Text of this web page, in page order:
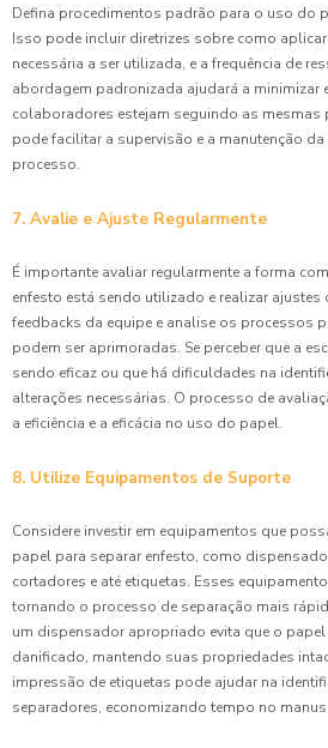
Defina procedimentos padrão para o uso do
Isso pode incluir diretrizes sobre como
necessária a ser utilizada, e a frequência de
abordagem padronizada ajudará a minimizar
colaboradores estejam seguindo as
pode facilitar a supervisão e a manutenção
processo.
7. Avalie e Ajuste Regularmente
É importante avaliar regularmente a forma
enfesto está sendo utilizado e realizar ajustes
feedbacks da equipe e analise os processos
podem ser aprimoradas. Se perceber que a
sendo eficaz ou que há dificuldades na
alterações necessárias. O processo de
a eficiência e a eficácia no uso do papel.
8. Utilize Equipamentos de Suporte
Considere investir em equipamentos que
papel para separar enfesto, como
cortadores e até etiquetas. Esses
tornando o processo de separação mais
um dispensador apropriado evita que o
danificado, mantendo suas propriedades
impressão de etiquetas pode ajudar na
separadores, economizando tempo no